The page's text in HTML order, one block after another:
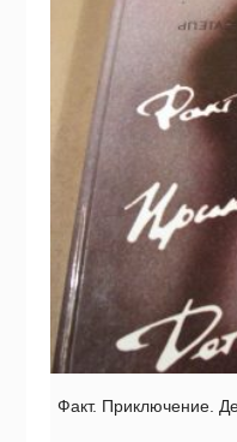
Факт. Приключение.